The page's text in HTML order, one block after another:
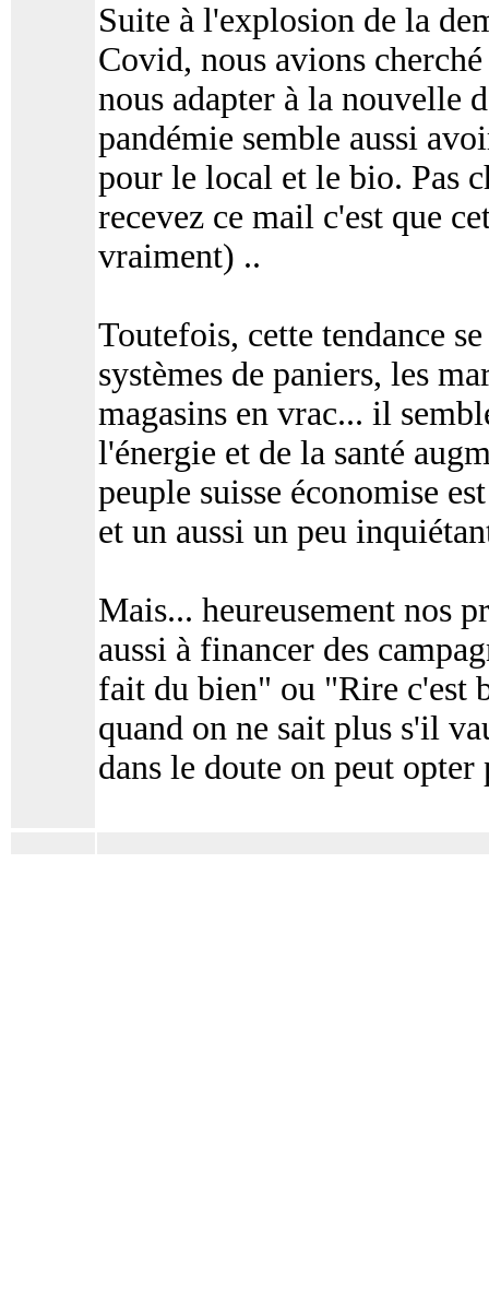
Suite à l'explosion de la
Covid, nous avions
nous adapter à la nouvelle
pandémie semble aussi
pour le local et le bio. Pas
recevez ce mail c'est que
vraiment) ..
Toutefois, cette tendance
systèmes de paniers, les
magasins en vrac... il
l'énergie et de la santé
peuple suisse économise
et un aussi un peu
Mais... heureusement nos
aussi à financer des
fait du bien" ou "Rire c'est
quand on ne sait plus s'il
dans le doute on peut opter